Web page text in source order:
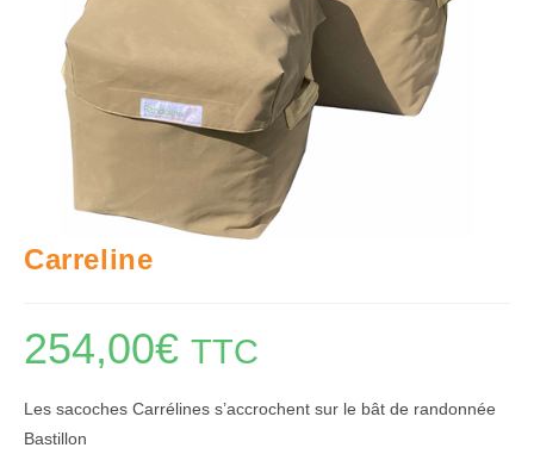
Carreline
254,00€ TTC
Les sacoches Carrélines s’accrochent sur le bât de randonnée
Bastillon